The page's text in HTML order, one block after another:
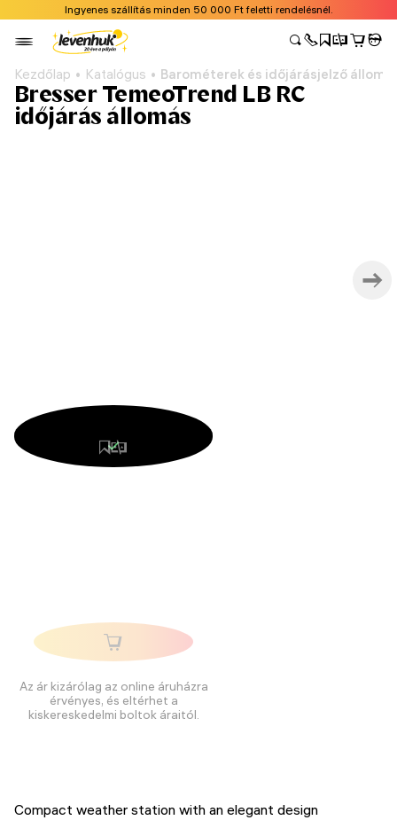
Ingyenes szállítás minden 50 000 Ft feletti rendelésnél.
Kezdőlap Katalógus Barométerek és időjárásjelző
Bresser TemeoTrend LB RC
időjárás állomás
Az ár kizárólag az online áruházra
érvényes, és eltérhet a
kiskereskedelmi boltok áraitól.
Compact weather station with an elegant design